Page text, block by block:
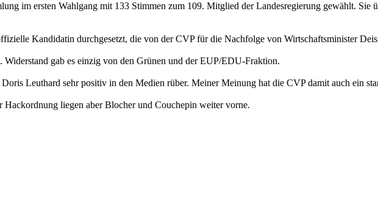
im ersten Wahlgang mit 133 Stimmen zum 109. Mitglied der Landesregierung gewählt. Sie
Kandidatin durchgesetzt, die von der CVP für die Nachfolge von Wirtschaftsminister
gab es einzig von den Grünen und der EUP/EDU-Fraktion.
Leuthard sehr positiv in den Medien rüber. Meiner Meinung hat die CVP damit auch ein
liegen aber Blocher und Couchepin weiter vorne.